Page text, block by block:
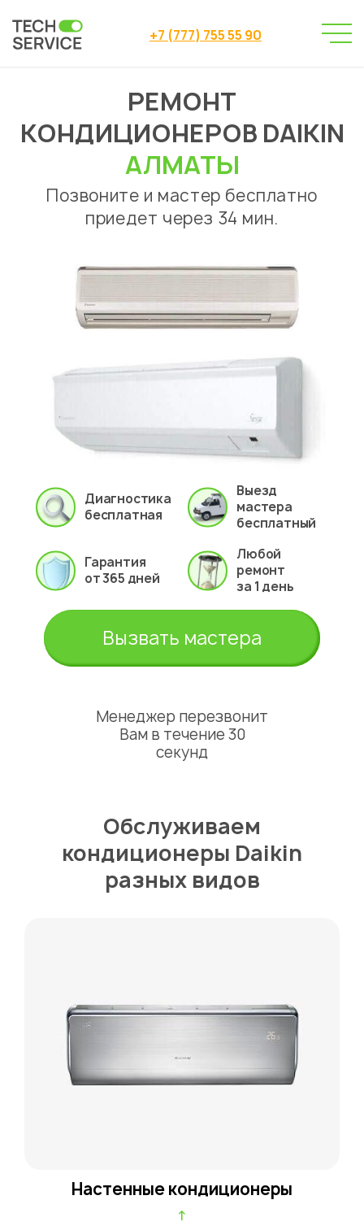
+7 (777) 755 55 90
Сервисный центр
Ремонт кондиционеров
РЕМОНТ
КОНДИЦИОНЕРОВ DAIKIN
АЛМАТЫ
Позвоните и мастер бесплатно
приедет через 34 мин.
Диагностика
бесплатная
Выезд
мастера
бесплатный
Гарантия
от 365 дней
Любой
ремонт
за 1 день
Вызвать мастера
Менеджер перезвонит
Вам в течение 30
секунд
Обслуживаем
кондиционеры Daikin
разных видов
Настенные кондиционеры
↑